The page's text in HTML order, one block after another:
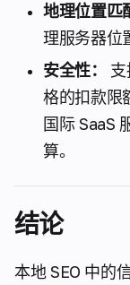
地理位置匹
理服务器位
安全性：
格的扣款限
国际 SaaS
算。
结论
本地 SEO 中的